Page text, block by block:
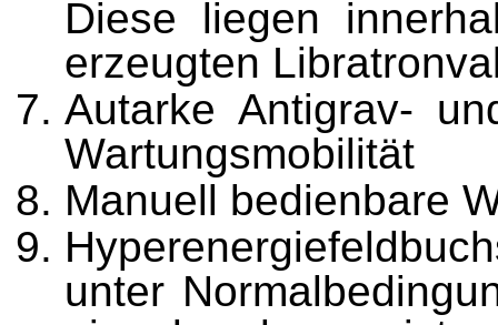
Diese liegen
erzeugten
Autarke Antigrav-
Wartungsmobilität
Manuell bedienbare
unter